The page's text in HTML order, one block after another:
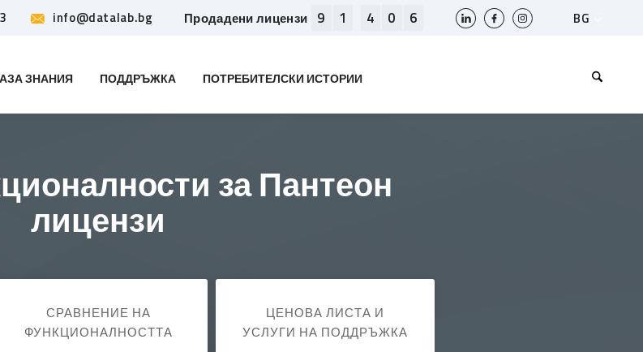
info@datalab.bg Продадени лицензи 9 1 4 0 6
BG
EN
BIH
ЗНАНИЯ ПОДДРЪЖКА ПОТРЕБИТЕЛСКИ ИСТОРИИ
за Пантеон
лицензи
СРАВНЕНИЕ НА
ФУНКЦИОНАЛНОСТТА
ЦЕНОВА ЛИСТА И
УСЛУГИ НА ПОДДРЪЖКА